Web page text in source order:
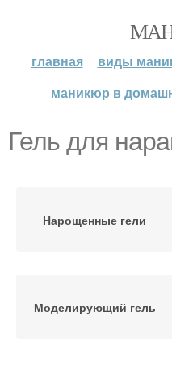
главная виды
маникюр в
Гель для
Нарощенные гели
Моделирующий гель